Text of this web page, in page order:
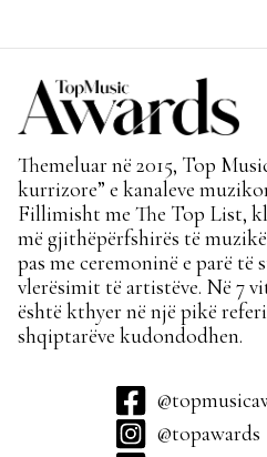
Themeluar në 2015, Top
kurrizore” e kanaleve
Fillimisht me The Top List,
më gjithëpërfshirës të
pas me ceremoninë e parë
vlerësimit të artistëve. Në 7
është kthyer në një pikë
shqiptarëve kudondodhen.
@topawards